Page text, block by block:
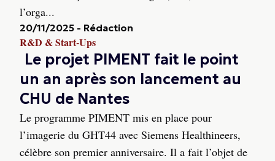
l’orga...
20/11/2025 - Rédaction
R&D & Start-Ups
Le projet PIMENT fait le point
un an après son lancement au
CHU de Nantes
Le programme PIMENT mis en place pour
l’imagerie du GHT44 avec Siemens Healthineers,
célèbre son premier anniversaire. Il a fait l’objet de